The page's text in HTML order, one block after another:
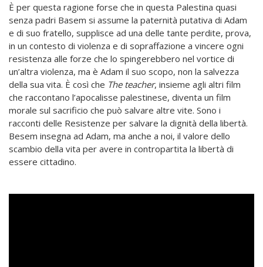
È per questa ragione forse che in questa Palestina quasi
senza padri Basem si assume la paternità putativa di Adam
e di suo fratello, supplisce ad una delle tante perdite, prova,
in un contesto di violenza e di sopraffazione a vincere ogni
resistenza alle forze che lo spingerebbero nel vortice di
un’altra violenza, ma è Adam il suo scopo, non la salvezza
della sua vita. È così che The teacher, insieme agli altri film
che raccontano l’apocalisse palestinese, diventa un film
morale sul sacrificio che può salvare altre vite. Sono i
racconti delle Resistenze per salvare la dignità della libertà.
Besem insegna ad Adam, ma anche a noi, il valore dello
scambio della vita per avere in contropartita la libertà di
essere cittadino.